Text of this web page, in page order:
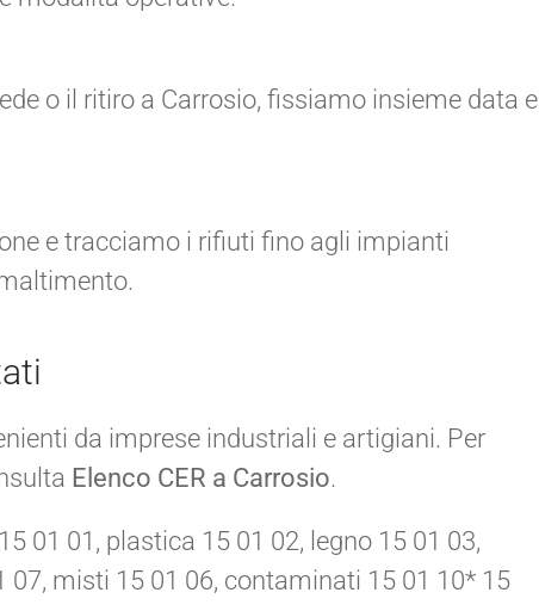
o il ritiro a Carrosio, fissiamo insieme data e
e tracciamo i rifiuti fino agli impianti
da imprese industriali e artigiani. Per
Elenco CER a Carrosio.
01 01, plastica 15 01 02, legno 15 01 03,
07, misti 15 01 06, contaminati 15 01 10* 15